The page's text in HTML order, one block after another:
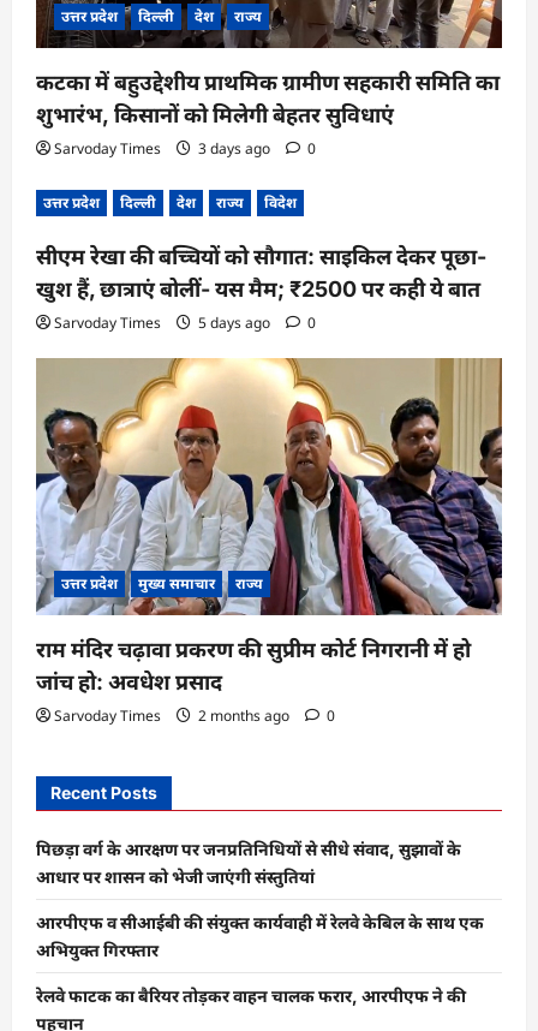
उत्तर प्रदेश दिल्ली देश राज्य
कटका में बहुउद्देशीय प्राथमिक ग्रामीण सहकारी समिति का
शुभारंभ, किसानों को मिलेगी बेहतर सुविधाएं
Sarvoday Times 3 days ago 0
उत्तर प्रदेश दिल्ली देश राज्य विदेश
सीएम रेखा की बच्चियों को सौगात: साइकिल देकर पूछा-
खुश हैं, छात्राएं बोलीं- यस मैम; ₹2500 पर कही ये बात
Sarvoday Times 5 days ago 0
उत्तर प्रदेश मुख्य समाचार राज्य
राम मंदिर चढ़ावा प्रकरण की सुप्रीम कोर्ट निगरानी में हो
जांच हो: अवधेश प्रसाद
Sarvoday Times 2 months ago 0
Recent Posts
पिछड़ा वर्ग के आरक्षण पर जनप्रतिनिधियों से सीधे संवाद, सुझावों के
आधार पर शासन को भेजी जाएंगी संस्तुतियां
आरपीएफ व सीआईबी की संयुक्त कार्यवाही में रेलवे केबिल के साथ एक
अभियुक्त गिरफ्तार
रेलवे फाटक का बैरियर तोड़कर वाहन चालक फरार, आरपीएफ ने की
पहचान